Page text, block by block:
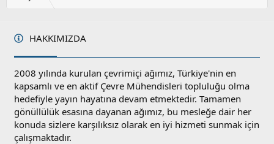
HAKKIMIZDA
2008 yılında kurulan çevrimiçi ağımız, Türkiye'nin en
kapsamlı ve en aktif Çevre Mühendisleri topluluğu olma
hedefiyle yayın hayatına devam etmektedir. Tamamen
gönüllülük esasına dayanan ağımız, bu mesleğe dair her
konuda sizlere karşılıksız olarak en iyi hizmeti sunmak için
çalışmaktadır.